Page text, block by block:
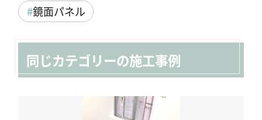
鏡面パネル
同じカテゴリーの施工事例